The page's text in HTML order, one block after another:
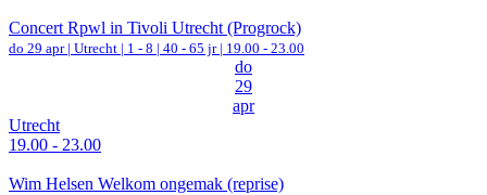
Concert Rpwl in Tivoli Utrecht (Progrock)
do 29 apr | Utrecht | 1 - 8 | 40 - 65 jr | 19.00 - 23.00
do
29
apr
Utrecht
19.00 - 23.00
Wim Helsen Welkom ongemak (reprise)